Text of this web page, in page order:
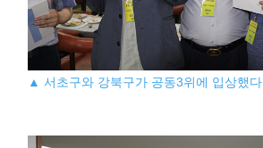
▲ 서초구와 강북구가 공동3위에 입상했다.